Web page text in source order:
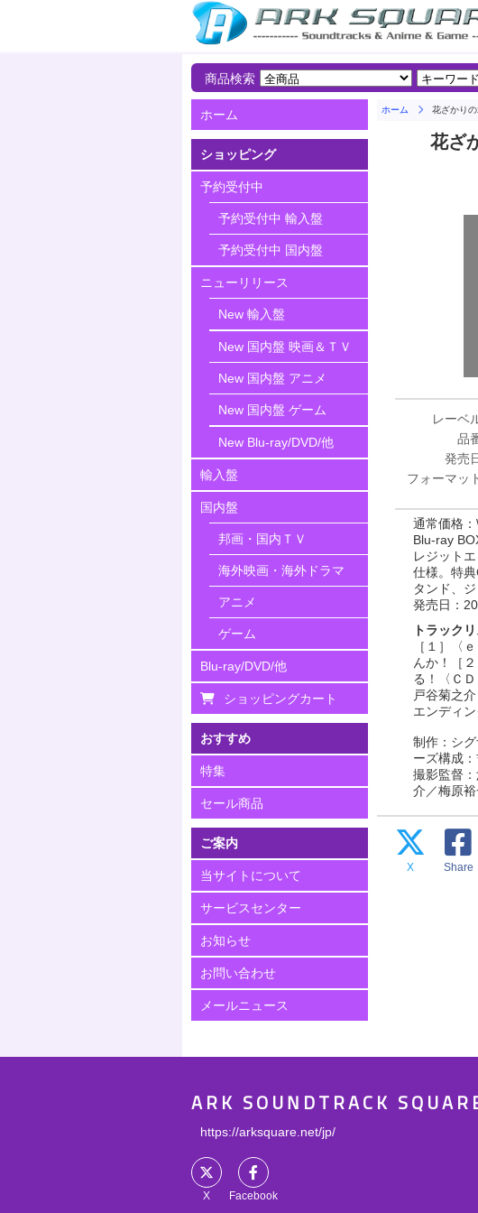
商品検索
ホーム
ショッピング
予約受付中
予約受付中 輸入盤
予約受付中 国内盤
ニューリリース
New 輸入盤
New 国内盤 映画＆ＴＶ
New 国内盤 アニメ
New 国内盤 ゲーム
New Blu-ray/DVD/他
輸入盤
国内盤
邦画・国内ＴＶ
海外映画・海外ドラマ
アニメ
ゲーム
Blu-ray/DVD/他
ショッピングカート
おすすめ
特集
セール商品
ご案内
当サイトについて
サービスセンター
お知らせ
お問い合わせ
メールニュース
ホーム 花ざかり
花ざ
レーベ
品
発売
フォーマッ
通常価格
Blu-ray
レジット
仕様。特
タンド、
発売日：
トラック
［１］〈
んか！［
る！〈Ｃ
戸谷菊之
エンディ
制作：シ
ーズ構成
撮影監督
介／梅原
X Share
ARK SOUNDTRACK
https://arksquare.net/jp/
X Facebook